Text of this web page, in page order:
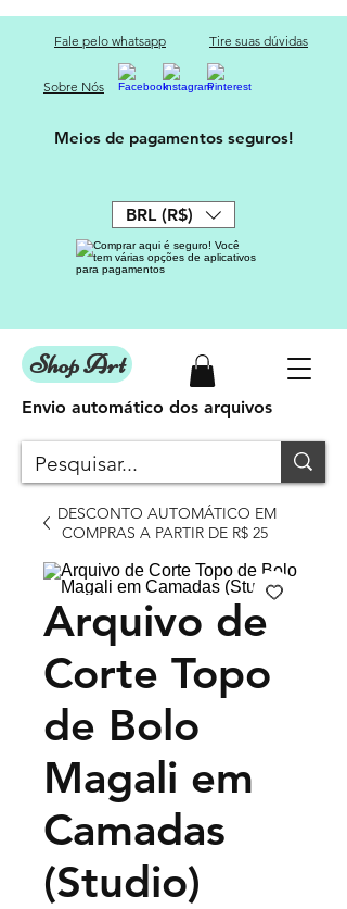
Fale pelo whatsapp Tire suas dúvidas
Sobre Nós
Meios de pagamentos seguros!
BRL (R$)
Shop Art
DESCONTO AUTOMÁTICO EM
COMPRAS A PARTIR DE R$ 25
Envio automático dos arquivos
Arquivo de
Corte Topo
de Bolo
Magali em
Camadas
(Studio)